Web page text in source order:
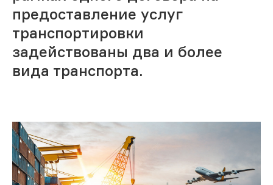
предоставление услуг
транспортировки
задействованы два и более
вида транспорта.